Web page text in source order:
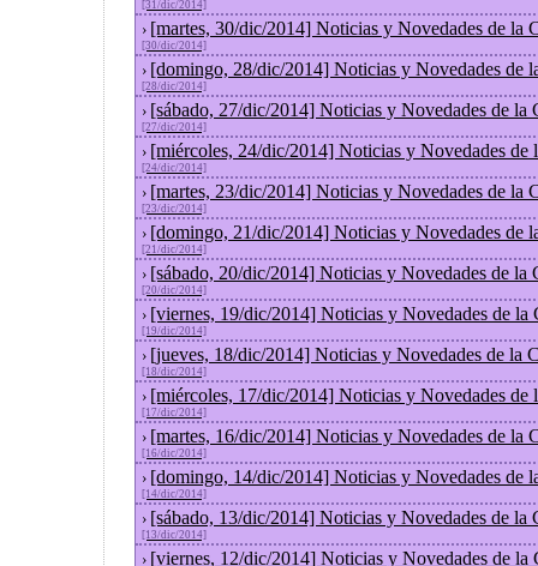
[31/dic/2014]
› [martes, 30/dic/2014] Noticias y Novedades de la
[30/dic/2014]
› [domingo, 28/dic/2014] Noticias y Novedades de
[28/dic/2014]
› [sábado, 27/dic/2014] Noticias y Novedades de la
[27/dic/2014]
› [miércoles, 24/dic/2014] Noticias y Novedades de
[24/dic/2014]
› [martes, 23/dic/2014] Noticias y Novedades de la
[23/dic/2014]
› [domingo, 21/dic/2014] Noticias y Novedades de
[21/dic/2014]
› [sábado, 20/dic/2014] Noticias y Novedades de la
[20/dic/2014]
› [viernes, 19/dic/2014] Noticias y Novedades de la
[19/dic/2014]
› [jueves, 18/dic/2014] Noticias y Novedades de la
[18/dic/2014]
› [miércoles, 17/dic/2014] Noticias y Novedades de
[17/dic/2014]
› [martes, 16/dic/2014] Noticias y Novedades de la
[16/dic/2014]
› [domingo, 14/dic/2014] Noticias y Novedades de
[14/dic/2014]
› [sábado, 13/dic/2014] Noticias y Novedades de la
[13/dic/2014]
› [viernes, 12/dic/2014] Noticias y Novedades de la